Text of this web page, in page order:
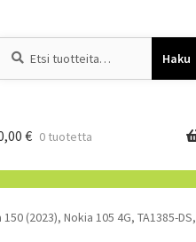
Haku
€ 0 tuotetta
(2023), Nokia 105 4G, TA1385-DS,